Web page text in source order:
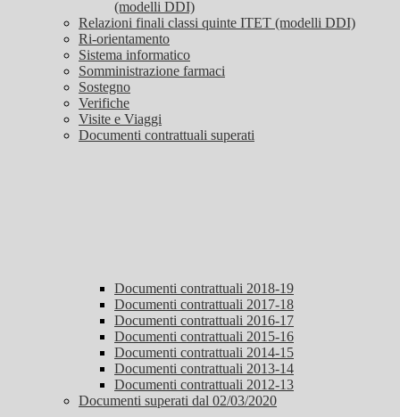
(modelli DDI)
Relazioni finali classi quinte ITET (modelli DDI)
Ri-orientamento
Sistema informatico
Somministrazione farmaci
Sostegno
Verifiche
Visite e Viaggi
Documenti contrattuali superati
Documenti contrattuali 2018-19
Documenti contrattuali 2017-18
Documenti contrattuali 2016-17
Documenti contrattuali 2015-16
Documenti contrattuali 2014-15
Documenti contrattuali 2013-14
Documenti contrattuali 2012-13
Documenti superati dal 02/03/2020